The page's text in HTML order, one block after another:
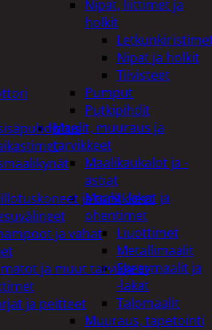
Nipat, liittimet ja
holkit
Nipat ja holkit
Tiivisteet
Pumput
Putkipihdit
Maalit, muuraus ja
tarvikkeet
Maalikaukalot ja -
astiat
Maalit, lakat ja
ohentimet
Liuottimet
Metallimaalit
Spraymaalit ja
-lakat
Talomaalit
Muuraus, tapetointi
ja tarvikkeet
ja vahat
ja muut tarvikkeet
ja peitteet